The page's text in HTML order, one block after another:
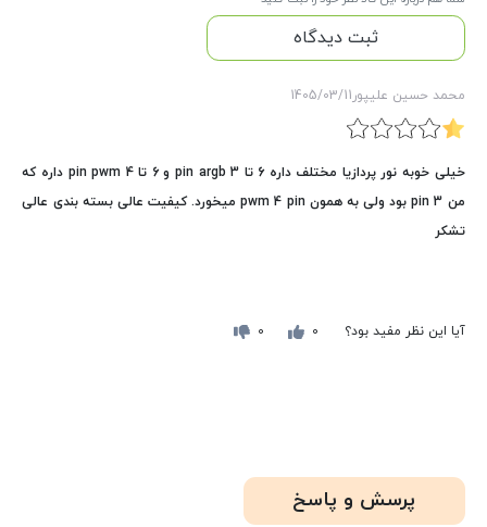
ثبت دیدگاه
محمد حسین علیپور 1405/03/11
خیلی خوبه نور پردازیا مختلف داره 6 تا 3 pin argb و 6 تا 4 pin pwm داره که
من 3 pin بود ولی به همون pwm 4 pin میخورد. کیفیت عالی بسته بندی عالی
تشکر
آیا این نظر مفید بود؟ 0
0
پرسش و پاسخ